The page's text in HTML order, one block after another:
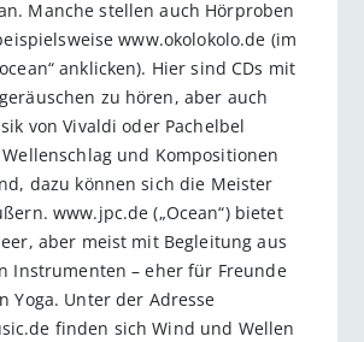
Manche stellen auch Hörproben
www.okolokolo.de (im
anklicken). Hier sind CDs mit
zu hören, aber auch
von Vivaldi oder Pachelbel
und Kompositionen
dazu können sich die Meister
www.jpc.de („Ocean“) bietet
aber meist mit Begleitung aus
Instrumenten – eher für Freunde
Yoga. Unter der Adresse
finden sich Wind und Wellen